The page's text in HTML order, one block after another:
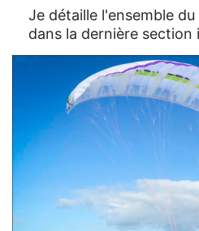
Je détaille l'ensemble
dans la dernière section